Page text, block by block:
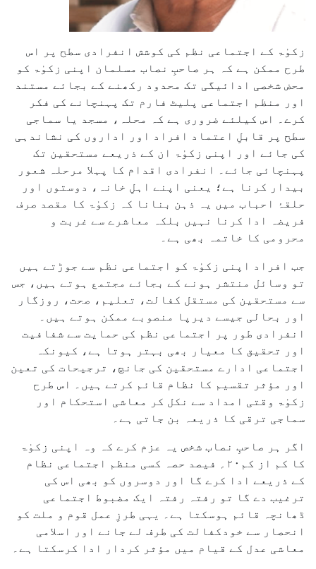
زکوٰۃ کے اجتماعی نظم کی کوشش انفرادی سطح پر اس
طرح ممکن ہے کہ ہر صاحبِ نصاب مسلمان اپنی زکوٰۃ کو
محض شخصی ادائیگی تک محدود رکھنے کے بجائے مستند
اور منظم اجتماعی پلیٹ فارم تک پہنچانے کی فکر
کرے۔ اس کیلئے ضروری ہے کہ محلہ، مسجد یا سماجی
سطح پر قابلِ اعتماد افراد اور اداروں کی نشاندہی
کی جائے اور اپنی زکوٰۃ ان کے ذریعے مستحقین تک
پہنچائی جائے۔ انفرادی اقدام کا پہلا مرحلہ شعور
بیدار کرنا ہے؛ یعنی اپنے اہلِ خانہ، دوستوں اور
حلقۂ احباب میں یہ ذہن بنانا کہ زکوٰۃ کا مقصد صرف
فریضہ ادا کرنا نہیں بلکہ معاشرے سے غربت و
محرومی کا خاتمہ بھی ہے۔
جب افراد اپنی زکوٰۃ کو اجتماعی نظم سے جوڑتے ہیں
تو وسائل منتشر ہونے کے بجائے مجتمع ہوتے ہیں، جس
سے مستحقین کی مستقل کفالت، تعلیم، صحت، روزگار
اور بحالی جیسے دیرپا منصوبے ممکن ہوتے ہیں۔
انفرادی طور پر اجتماعی نظم کی حمایت سے شفافیت
اور تحقیق کا معیار بھی بہتر ہوتا ہے، کیونکہ
اجتماعی ادارے مستحقین کی جانچ، ترجیحات کی تعین
اور مؤثر تقسیم کا نظام قائم کرتے ہیں۔ اس طرح
زکوٰۃ وقتی امداد سے نکل کر معاشی استحکام اور
سماجی ترقی کا ذریعہ بن جاتی ہے۔
اگر ہر صاحبِ نصاب شخص یہ عزم کرے کہ وہ اپنی زکوٰۃ
کا کم از کم۲۰؍ فیصد حصہ کسی منظم اجتماعی نظام
کے ذریعے ادا کرے گا اور دوسروں کو بھی اس کی
ترغیب دے گا تو رفتہ رفتہ ایک مضبوط اجتماعی
ڈھانچہ قائم ہوسکتا ہے۔ یہی طرزِ عمل قوم و ملت کو
انحصار سے خودکفالت کی طرف لے جانے اور اسلامی
معاشی عدل کے قیام میں مؤثر کردار ادا کرسکتا ہے۔